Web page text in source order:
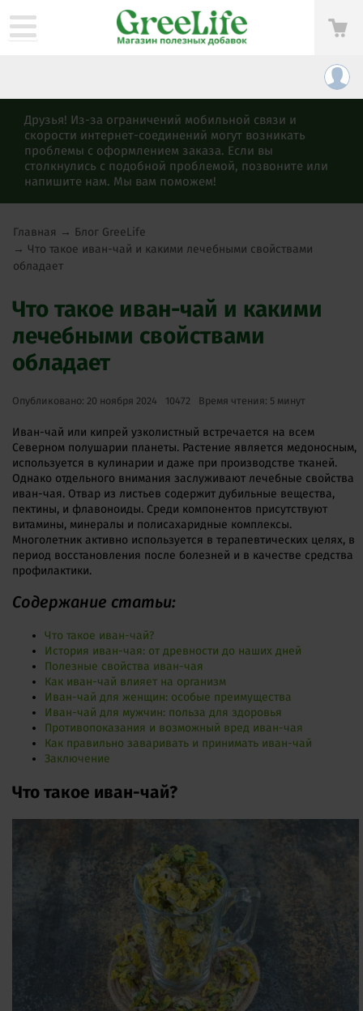
Друзья! Из-за ограничений мобильной связи и
скорости интернет-соединений могут возникать
проблемы с оформлением заказа. Если вы
столкнулись с подобной проблемой, позвоните или
напишите нам. Мы вам поможем!
Главная → Блог GreeLife
→ Что такое иван-чай и какими лечебными свойствами
обладает
Что такое иван-чай и какими
лечебными свойствами
обладает
Опубликовано: 20 ноября 2024 10472 Время чтения: 5 минут
Иван-чай или кипрей узколистный встречается на всем
Северном полушарии планеты. Растение является медоносным,
используется в кулинарии и даже при производстве тканей.
Однако отдельного внимания заслуживают лечебные свойства
иван-чая. Отвар из листьев содержит дубильные вещества,
пектины, и флавоноиды. Среди компонентов присутствуют
витамины, минералы и полисахаридные комплексы.
Многолетник активно используется в терапевтических целях, в
период восстановления после болезней и в качестве средства
профилактики.
Содержание статьи:
Что такое иван-чай?
История иван-чая: от древности до наших дней
Полезные свойства иван-чая
Как иван-чай влияет на организм
Иван-чай для женщин: особые преимущества
Иван-чай для мужчин: польза для здоровья
Противопоказания и возможный вред иван-чая
Как правильно заваривать и принимать иван-чай
Заключение
Что такое иван-чай?